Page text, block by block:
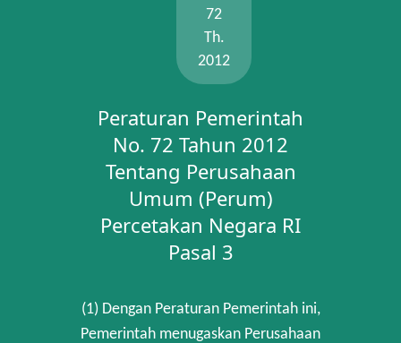
72
Th.
2012
Peraturan Pemerintah
No. 72 Tahun 2012
Tentang Perusahaan
Umum (Perum)
Percetakan Negara RI
Pasal 3
(1) Dengan Peraturan Pemerintah ini,
Pemerintah menugaskan Perusahaan